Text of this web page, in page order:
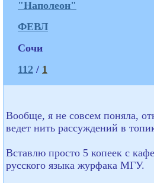
"Наполеон"
ФЕВЛ
Сочи
112 / 1
Вообще, я не совсем поняла,
ведет нить рассуждений в
Вставлю просто 5 копеек с
русского языка журфака МГУ.